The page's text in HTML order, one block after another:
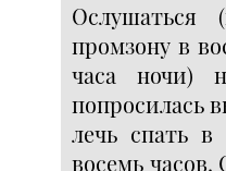
Ослушаться
промзону в
часа ночи)
попросилась
лечь спать
восемь часов.